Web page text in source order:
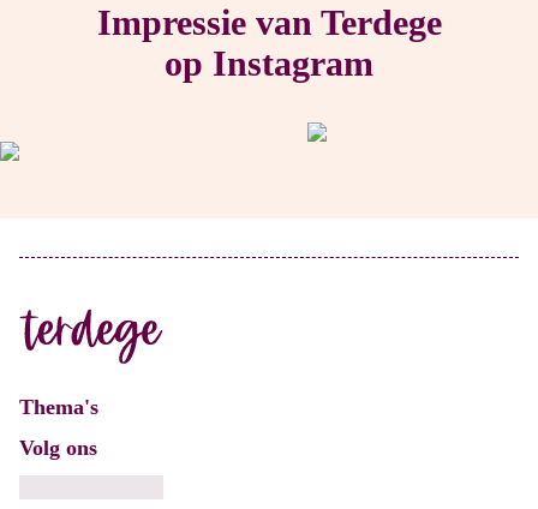
Impressie van Terdege
op Instagram
Thema's
Volg ons